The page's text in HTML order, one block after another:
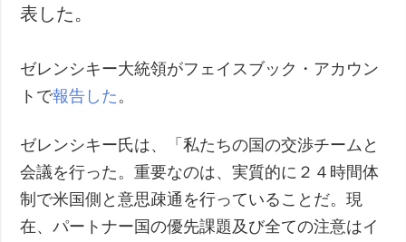
表した。
ゼレンシキー大統領がフェイスブック・アカウン
トで報告した。
ゼレンシキー氏は、「私たちの国の交渉チームと
会議を行った。重要なのは、実質的に２４時間体
制で米国側と意思疎通を行っていることだ。現
在、パートナー国の優先課題及び全ての注意はイ